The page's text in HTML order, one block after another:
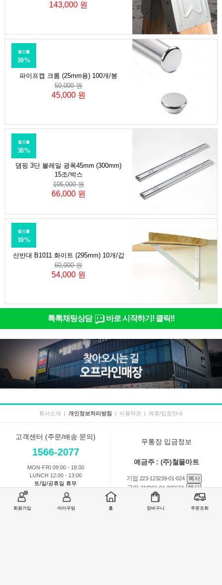
회원가입 마이꾸밈 홈 장바구니 주문조회
143,000 원
파이프캡 크롬 (25mm용) 100개/봉
할인률
10%
50,000 원
45,000 원
댐핑 3단 볼레일 광폭45mm (300mm)
15조/박스
할인률
38%
105,000 원
66,000 원
선반대 B1011 화이트 (295mm) 10개/갑
할인률
10%
60,000 원
54,000 원
톡톡채팅상담 바로 시작하기! 클릭!!
회사소개 | 개인정보처리방침 | 이용약관 | 제휴/입점안내
고객센터 (주문/배송 문의)
1566-2077
MON-FRI 09:00 - 18:00
LUNCH 12:00 - 13:00
토/일/공휴일 휴무
무통장 입금정보
예금주 : (주)철물마트
기업 223-123239-01-024
복사
국민718201-01-205674
복사
301-0168-3882-11 복사